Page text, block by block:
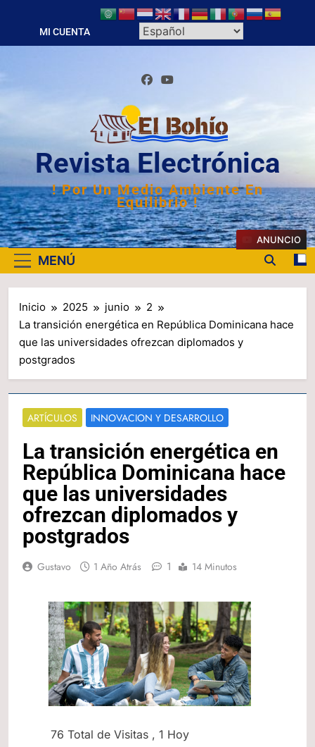
contenido
MI CUENTA
Revista Electrónica
! Por Un Medio Ambiente En
Equilibrio !
MENÚ
ANUNCIO
Inicio 2025 junio
2
La transición energética en República Dominicana hace
que las universidades ofrezcan diplomados y
postgrados
ARTÍCULOS INNOVACION Y DESARROLLO
La transición energética en
República Dominicana hace
que las universidades
ofrezcan diplomados y
postgrados
Gustavo 1 Año Atrás 1 14 Minutos
76 Total de Visitas , 1 Hoy